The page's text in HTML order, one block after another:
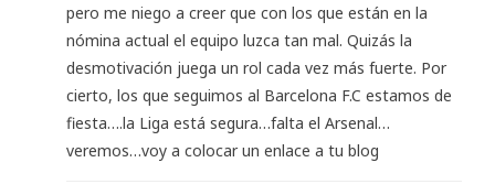
pero me niego a creer que con los que están en la
nómina actual el equipo luzca tan mal. Quizás la
desmotivación juega un rol cada vez más fuerte. Por
cierto, los que seguimos al Barcelona F.C estamos de
fiesta….la Liga está segura…falta el Arsenal…
veremos…voy a colocar un enlace a tu blog